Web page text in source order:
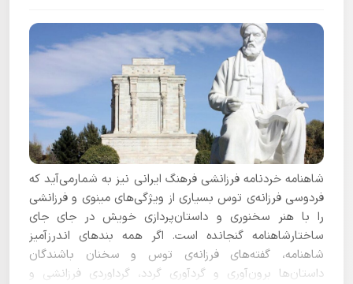
شاهنامه خردنامه فرزانشی فرهنگ ایرانی نیز به شمارمی‌آ‌ید که
فردوسی فرزانه‌ی توس بسیاری از ویژگی‌های مینوی و فرزانشی
را با هنر سخنوری و داستان‌پردازی خویش در جای‌ جای
ساختارشاهنامه گنجانده است. اگر همه بندهای اندرزآمیز
شاهنامه، گفته‌های فرزانه‌ی توس و سخنان باشندگان
داستان‌ها برون‌آوری و گردآوری گردد، گرداوردی فرزانشی و